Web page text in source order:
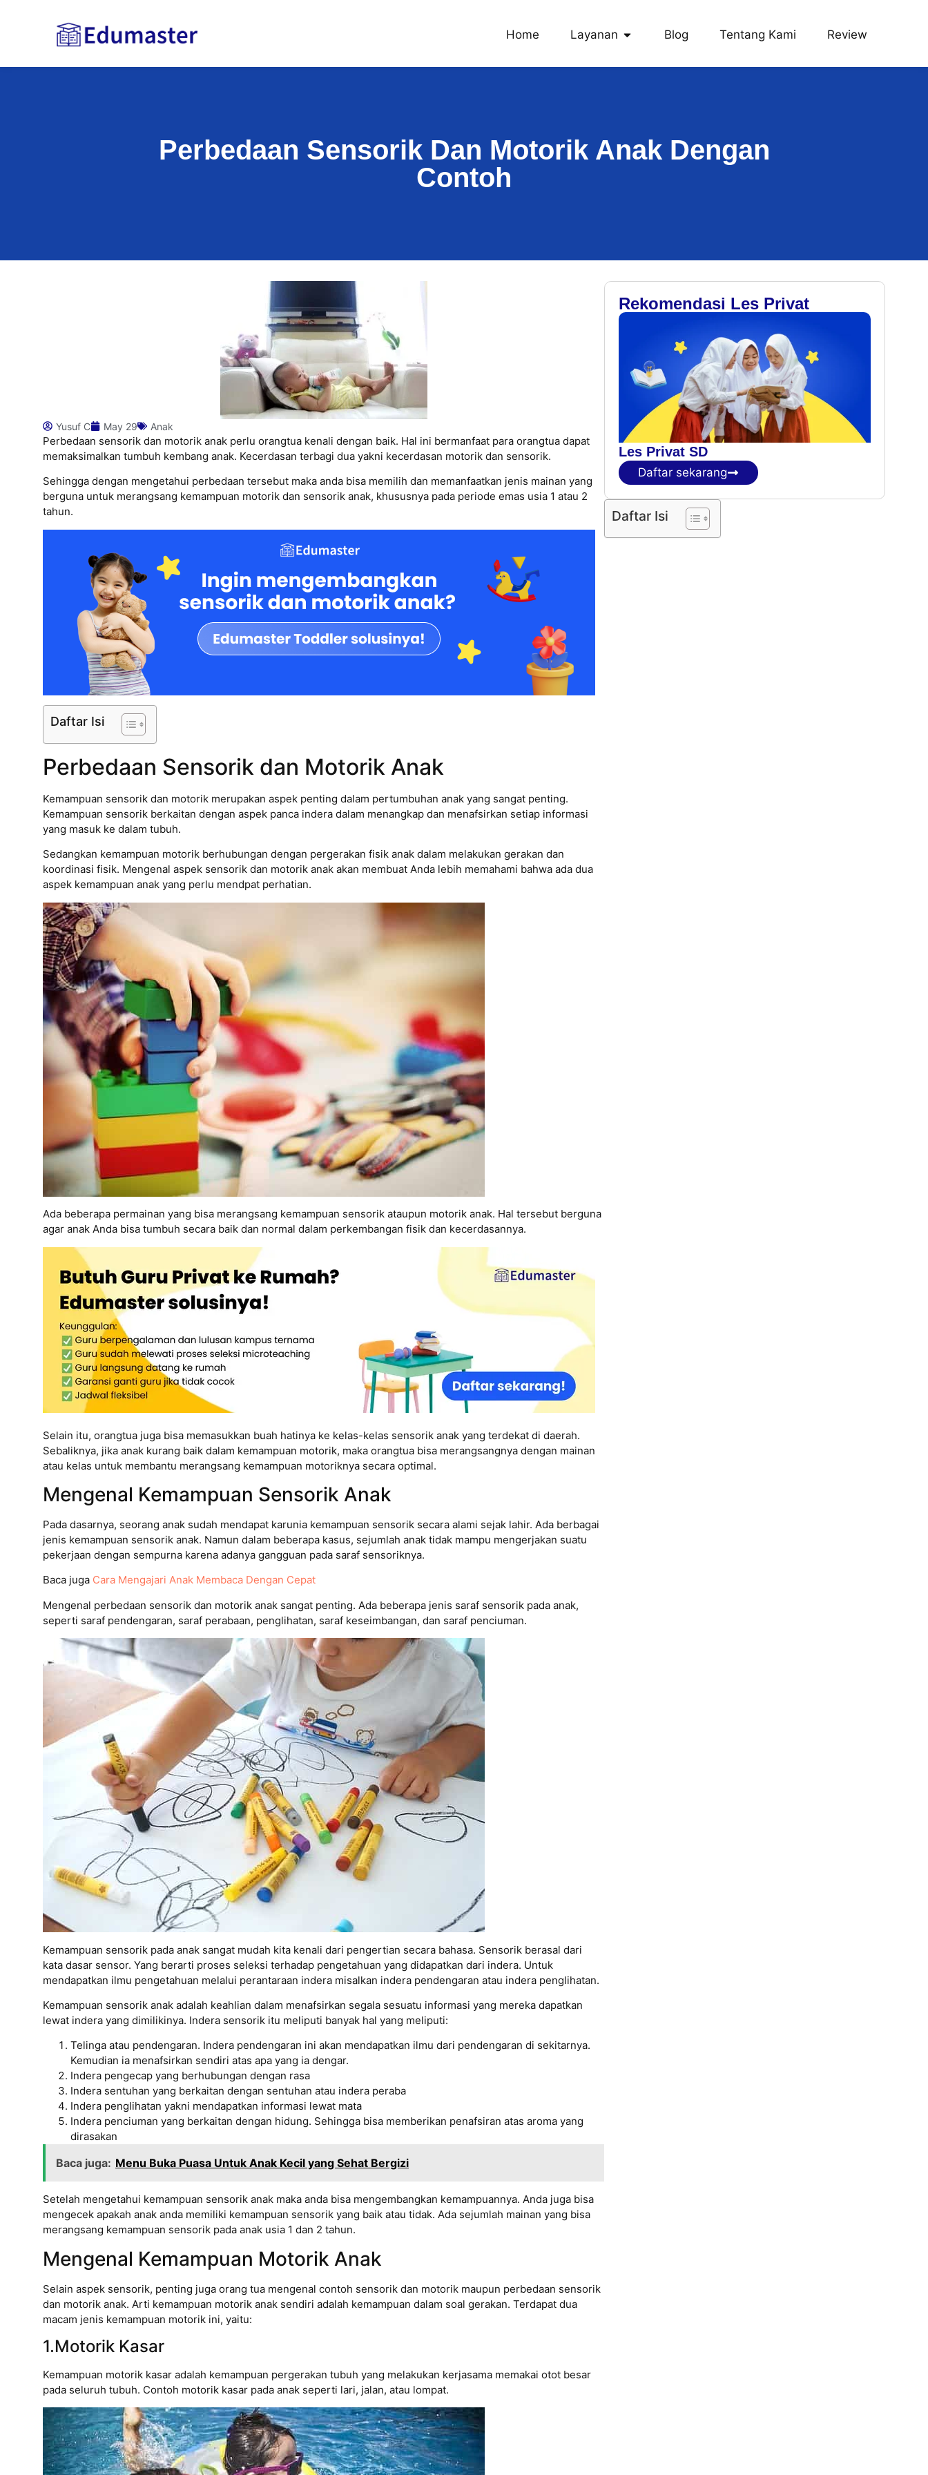
Home Layanan Blog Tentang Kami Review
Perbedaan Sensorik Dan Motorik Anak Dengan
Contoh
Yusuf C May 29 Anak
Perbedaan sensorik dan motorik anak perlu orangtua kenali dengan baik. Hal ini bermanfaat para orangtua dapat
memaksimalkan tumbuh kembang anak. Kecerdasan terbagi dua yakni kecerdasan motorik dan sensorik.
Sehingga dengan mengetahui perbedaan tersebut maka anda bisa memilih dan memanfaatkan jenis mainan yang
berguna untuk merangsang kemampuan motorik dan sensorik anak, khususnya pada periode emas usia 1 atau 2
tahun.
Daftar Isi
Perbedaan Sensorik dan Motorik Anak
Kemampuan sensorik dan motorik merupakan aspek penting dalam pertumbuhan anak yang sangat penting.
Kemampuan sensorik berkaitan dengan aspek panca indera dalam menangkap dan menafsirkan setiap informasi
yang masuk ke dalam tubuh.
Sedangkan kemampuan motorik berhubungan dengan pergerakan fisik anak dalam melakukan gerakan dan
koordinasi fisik. Mengenal aspek sensorik dan motorik anak akan membuat Anda lebih memahami bahwa ada dua
aspek kemampuan anak yang perlu mendpat perhatian.
Ada beberapa permainan yang bisa merangsang kemampuan sensorik ataupun motorik anak. Hal tersebut berguna
agar anak Anda bisa tumbuh secara baik dan normal dalam perkembangan fisik dan kecerdasannya.
Selain itu, orangtua juga bisa memasukkan buah hatinya ke kelas-kelas sensorik anak yang terdekat di daerah.
Sebaliknya, jika anak kurang baik dalam kemampuan motorik, maka orangtua bisa merangsangnya dengan mainan
atau kelas untuk membantu merangsang kemampuan motoriknya secara optimal.
Mengenal Kemampuan Sensorik Anak
Pada dasarnya, seorang anak sudah mendapat karunia kemampuan sensorik secara alami sejak lahir. Ada berbagai
jenis kemampuan sensorik anak. Namun dalam beberapa kasus, sejumlah anak tidak mampu mengerjakan suatu
pekerjaan dengan sempurna karena adanya gangguan pada saraf sensoriknya.
Baca juga Cara Mengajari Anak Membaca Dengan Cepat
Mengenal perbedaan sensorik dan motorik anak sangat penting. Ada beberapa jenis saraf sensorik pada anak,
seperti saraf pendengaran, saraf perabaan, penglihatan, saraf keseimbangan, dan saraf penciuman.
Kemampuan sensorik pada anak sangat mudah kita kenali dari pengertian secara bahasa. Sensorik berasal dari
kata dasar sensor. Yang berarti proses seleksi terhadap pengetahuan yang didapatkan dari indera. Untuk
mendapatkan ilmu pengetahuan melalui perantaraan indera misalkan indera pendengaran atau indera penglihatan.
Kemampuan sensorik anak adalah keahlian dalam menafsirkan segala sesuatu informasi yang mereka dapatkan
lewat indera yang dimilikinya. Indera sensorik itu meliputi banyak hal yang meliputi:
Telinga atau pendengaran. Indera pendengaran ini akan mendapatkan ilmu dari pendengaran di sekitarnya.
Kemudian ia menafsirkan sendiri atas apa yang ia dengar.
Indera pengecap yang berhubungan dengan rasa
Indera sentuhan yang berkaitan dengan sentuhan atau indera peraba
Indera penglihatan yakni mendapatkan informasi lewat mata
Indera penciuman yang berkaitan dengan hidung. Sehingga bisa memberikan penafsiran atas aroma yang
dirasakan
Baca juga: Menu Buka Puasa Untuk Anak Kecil yang Sehat Bergizi
Setelah mengetahui kemampuan sensorik anak maka anda bisa mengembangkan kemampuannya. Anda juga bisa
mengecek apakah anak anda memiliki kemampuan sensorik yang baik atau tidak. Ada sejumlah mainan yang bisa
merangsang kemampuan sensorik pada anak usia 1 dan 2 tahun.
Mengenal Kemampuan Motorik Anak
Selain aspek sensorik, penting juga orang tua mengenal contoh sensorik dan motorik maupun perbedaan sensorik
dan motorik anak. Arti kemampuan motorik anak sendiri adalah kemampuan dalam soal gerakan. Terdapat dua
macam jenis kemampuan motorik ini, yaitu:
1.Motorik Kasar
Kemampuan motorik kasar adalah kemampuan pergerakan tubuh yang melakukan kerjasama memakai otot besar
pada seluruh tubuh. Contoh motorik kasar pada anak seperti lari, jalan, atau lompat.
Rekomendasi Les Privat
Les Privat SD
Daftar sekarang
Daftar Isi